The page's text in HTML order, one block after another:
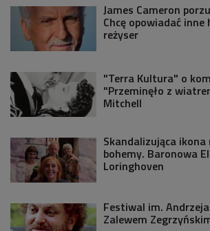
James Cameron
Chcę opowiadać
reżyser
"Terra Kultura" o
"Przeminęło z
Mitchell
Skandalizująca
bohemy. Baronowa
Loringhoven
Festiwal im.
Zalewem